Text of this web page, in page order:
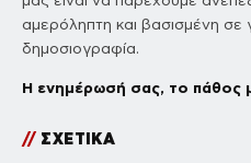
αμερόληπτη και βασισμένη σε
δημοσιογραφία.
Η ενημέρωσή σας, το πάθος
//ΣΧΕΤΙΚΑ